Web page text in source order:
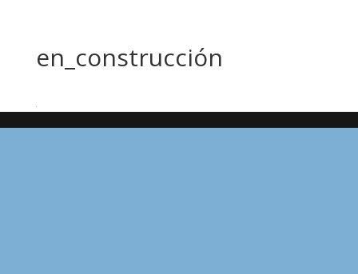
en_construcción